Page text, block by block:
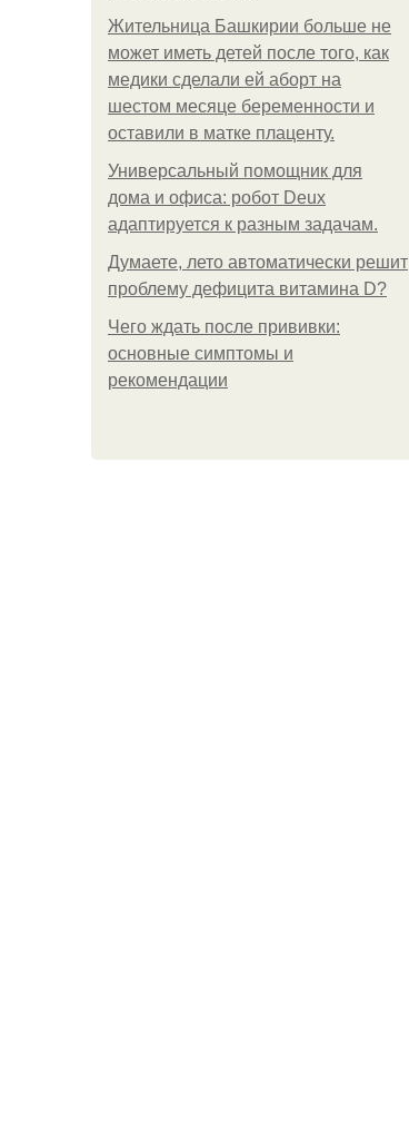
Жительница Башкирии больше не
может иметь детей после того, как
медики сделали ей аборт на
шестом месяце беременности и
оставили в матке плаценту.
Универсальный помощник для
дома и офиса: робот Deux
адаптируется к разным задачам.
Думаете, лето автоматически решит
проблему дефицита витамина D?
Чего ждать после прививки:
основные симптомы и
рекомендации